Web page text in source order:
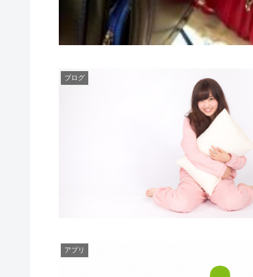
ブログ
アプリ